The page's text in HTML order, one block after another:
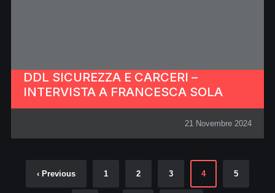
DDL SICUREZZA E CARCERI –
INTERVISTA A FRANCESCA SOLA
21 Novembre 2024
‹ Previous 1 2 3 4 5